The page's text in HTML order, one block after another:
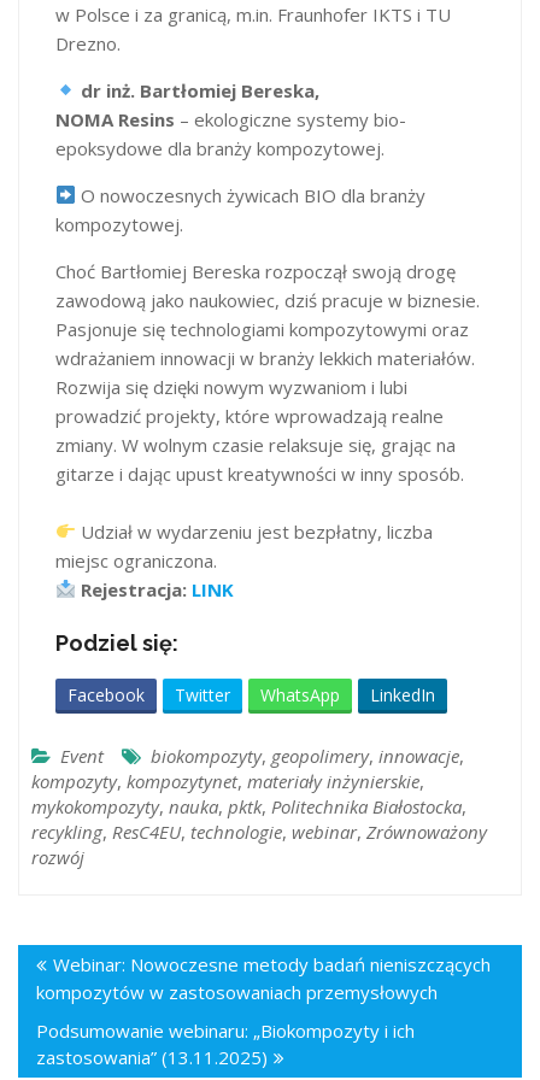
w Polsce i za granicą, m.in. Fraunhofer IKTS i TU
Drezno.
dr inż. Bartłomiej Bereska,
NOMA Resins – ekologiczne systemy bio-
epoksydowe dla branży kompozytowej.
O nowoczesnych żywicach BIO dla branży
kompozytowej.
Choć Bartłomiej Bereska rozpoczął swoją drogę
zawodową jako naukowiec, dziś pracuje w biznesie.
Pasjonuje się technologiami kompozytowymi oraz
wdrażaniem innowacji w branży lekkich materiałów.
Rozwija się dzięki nowym wyzwaniom i lubi
prowadzić projekty, które wprowadzają realne
zmiany. W wolnym czasie relaksuje się, grając na
gitarze i dając upust kreatywności w inny sposób.
Udział w wydarzeniu jest bezpłatny, liczba
miejsc ograniczona.
Rejestracja: LINK
Podziel się:
Facebook Twitter WhatsApp LinkedIn
Event biokompozyty, geopolimery, innowacje,
kompozyty, kompozytynet, materiały inżynierskie,
mykokompozyty, nauka, pktk, Politechnika Białostocka,
recykling, ResC4EU, technologie, webinar, Zrównoważony
rozwój
Webinar: Nowoczesne metody badań nieniszczących
kompozytów w zastosowaniach przemysłowych
Podsumowanie webinaru: „Biokompozyty i ich
zastosowania” (13.11.2025)